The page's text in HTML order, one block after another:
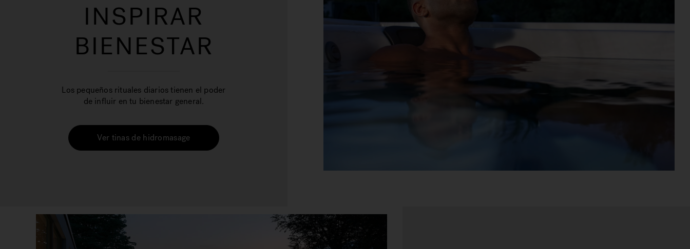
INSPIRAR
BIENESTAR
Los pequeños rituales diarios tienen el poder
de influir en tu bienestar general.
Ver tinas de hidromasage